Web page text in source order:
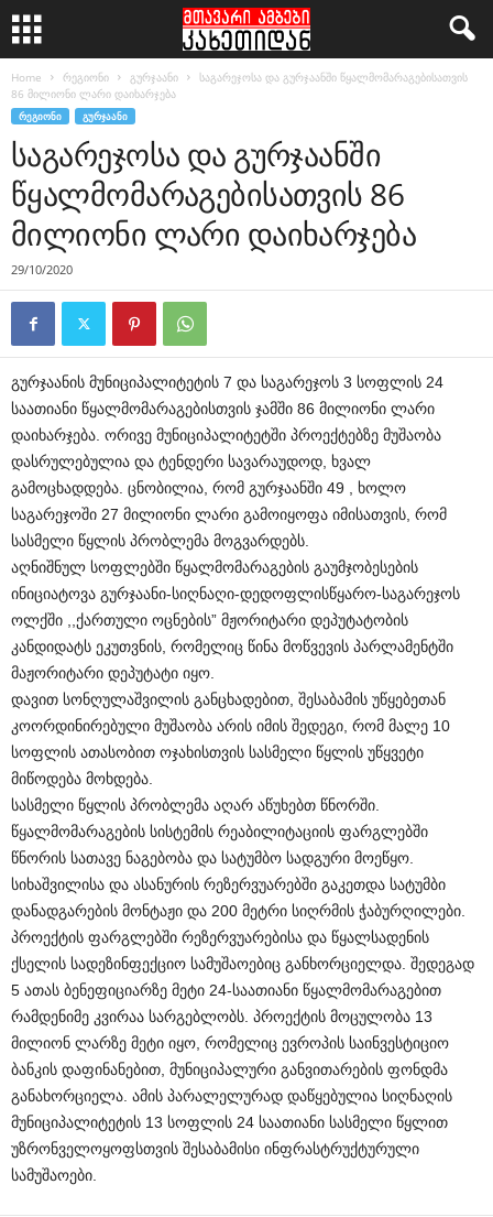
Home რეგიონი გურჯაანი
საგარეჯოსა და გურჯაანში წყალმომარაგებისათვის
86 მილიონი ლარი დაიხარჯება
ᲠᲔᲒᲘᲝᲜᲘ ᲒᲣᲠᲯᲐᲐᲜᲘ
საგარეჯოსა და გურჯაანში
წყალმომარაგებისათვის 86
მილიონი ლარი დაიხარჯება
29/10/2020
გურჯაანის მუნიციპალიტეტის 7 და საგარეჯოს 3 სოფლის 24
საათიანი წყალმომარაგებისთვის ჯამში 86 მილიონი ლარი
დაიხარჯება. ორივე მუნიციპალიტეტში პროექტებზე მუშაობა
დასრულებულია და ტენდერი სავარაუდოდ, ხვალ
გამოცხადდება. ცნობილია, რომ გურჯაანში 49 , ხოლო
საგარეჯოში 27 მილიონი ლარი გამოიყოფა იმისათვის, რომ
სასმელი წყლის პრობლემა მოგვარდებს.
აღნიშნულ სოფლებში წყალმომარაგების გაუმჯობესების
ინიციატოვა გურჯაანი-სიღნაღი-დედოფლისწყარო-საგარეჯოს
ოლქში ,,ქართული ოცნების” მჟორიტარი დეპუტატობის
კანდიდატს ეკუთვნის, რომელიც წინა მოწვევის პარლამენტში
მაჟორიტარი დეპუტატი იყო.
დავით სონღულაშვილის განცხადებით, შესაბამის უწყებეთან
კოორდინირებული მუშაობა არის იმის შედეგი, რომ მალე 10
სოფლის ათასობით ოჯახისთვის სასმელი წყლის უწყვეტი
მიწოდება მოხდება.
სასმელი წყლის პრობლემა აღარ აწუხებთ წნორში.
წყალმომარაგების სისტემის რეაბილიტაციის ფარგლებში
წნორის სათავე ნაგებობა და სატუმბო სადგური მოეწყო.
სიხაშვილისა და ასანურის რეზერვუარებში გაკეთდა სატუმბი
დანადგარების მონტაჟი და 200 მეტრი სიღრმის ჭაბურღილები.
პროექტის ფარგლებში რეზერვუარებისა და წყალსადენის
ქსელის სადეზინფექციო სამუშაოებიც განხორციელდა. შედეგად
5 ათას ბენეფიციარზე მეტი 24-საათიანი წყალმომარაგებით
რამდენიმე კვირაა სარგებლობს. პროექტის მოცულობა 13
მილიონ ლარზე მეტი იყო, რომელიც ევროპის საინვესტიციო
ბანკის დაფინანებით, მუნიციპალური განვითარების ფონდმა
განახორციელა. ამის პარალელურად დაწყებულია სიღნაღის
მუნიციპალიტეტის 13 სოფლის 24 საათიანი სასმელი წყლით
უზრონველოყოფსთვის შესაბამისი ინფრასტრუქტურული
სამუშაოები.